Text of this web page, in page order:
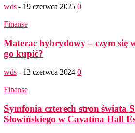
wds - 19 czerwca 2025 0
Finanse
Materac hybrydowy – czym się
go kupić?
wds - 12 czerwca 2024 0
Finanse
Symfonia czterech stron świata
Słowińskiego w Cavatina Hall